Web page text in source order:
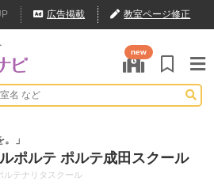
広告掲載 教室ページ修正
new
」
ポルテ ポルテ成田スクール
テナリタスクール